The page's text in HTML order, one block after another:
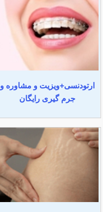
ارتودنسی+ویزیت و مشاوره و
جرم گیری رایگان